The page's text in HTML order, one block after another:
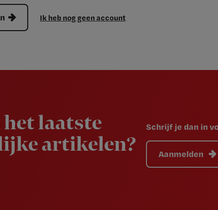
Ik heb nog geen account
laatste
artikelen?
Schrijf je dan in
Aanmelden